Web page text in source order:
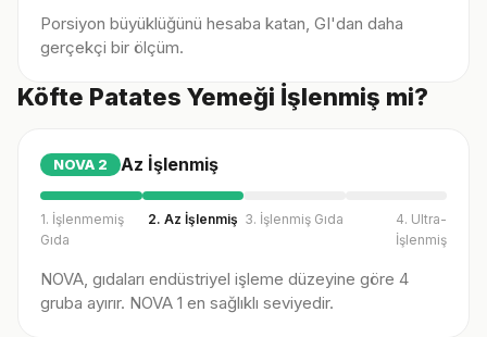
Porsiyon büyüklüğünü hesaba katan, GI'dan daha
gerçekçi bir ölçüm.
Köfte Patates Yemeği İşlenmiş mi?
NOVA 2 Az İşlenmiş
1. İşlenmemiş
Gıda
2. Az İşlenmiş 3. İşlenmiş Gıda
4. Ultra-
İşlenmiş
NOVA, gıdaları endüstriyel işleme düzeyine göre 4
gruba ayırır. NOVA 1 en sağlıklı seviyedir.